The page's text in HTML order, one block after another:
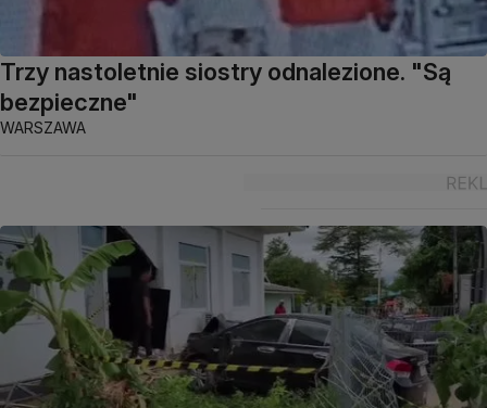
Trzy nastoletnie siostry odnalezione. "Są
bezpieczne"
WARSZAWA